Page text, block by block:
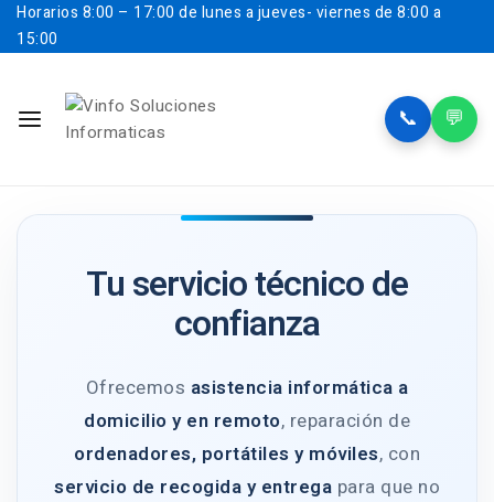
Horarios 8:00 – 17:00 de lunes a jueves- viernes de 8:00 a
15:00
📞 💬
Tu servicio técnico de
confianza
Ofrecemos asistencia informática a
domicilio y en remoto, reparación de
ordenadores, portátiles y móviles, con
servicio de recogida y entrega para que no